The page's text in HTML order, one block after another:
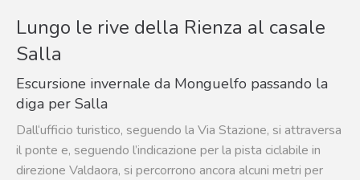
Lungo le rive della Rienza al casale
Salla
Escursione invernale da Monguelfo passando la
diga per Salla
Dall‘ufficio turistico, seguendo la Via Stazione, si attraversa
il ponte e, seguendo l’indicazione per la pista ciclabile in
direzione Valdaora, si percorrono ancora alcuni metri per